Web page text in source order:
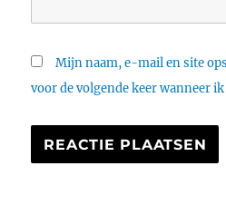
Mijn naam, e-mail en site
voor de volgende keer wanneer